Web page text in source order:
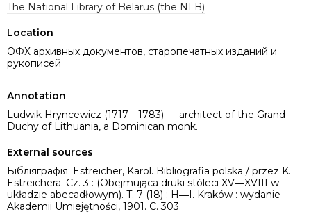
The National Library of Belarus (the NLB)
Location
ОФХ архивных документов, старопечатных изданий и
рукописей
Annotation
Ludwik Hryncewicz (1717—1783) — architect of the Grand
Duchy of Lithuania, a Dominican monk.
External sources
Бібліяграфія: Estreicher, Karol. Bibliografia polska / przez K.
Estreichera. Cz. 3 : (Obejmująca druki stóleci XV―XVIII w
układzie abecadłowym). T. 7 (18) : H―I. Kraków : wydanie
Akademii Umiejętności, 1901. C. 303.